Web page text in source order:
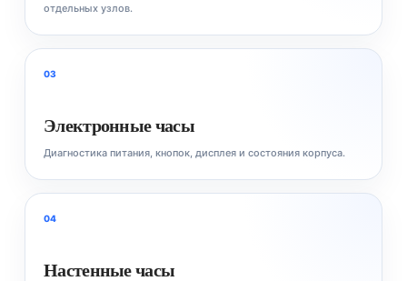
отдельных узлов.
03
Электронные часы
Диагностика питания, кнопок, дисплея и состояния корпуса.
04
Настенные часы